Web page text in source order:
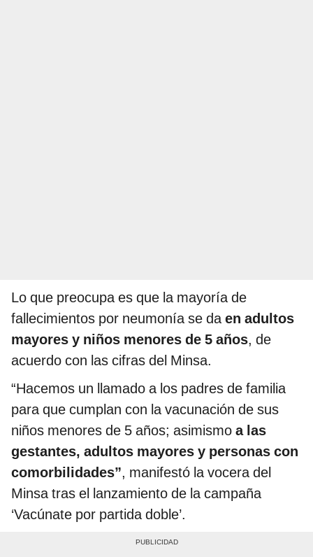
Lo que preocupa es que la mayoría de
fallecimientos por neumonía se daen adultos
mayores y niños menores de 5 años, de
acuerdo con las cifras del Minsa.
“Hacemos un llamado a los padres de familia
para que cumplan con la vacunación de sus
niños menores de 5 años; asimismo a las
gestantes, adultos mayores y personas con
comorbilidades”, manifestó la vocera del
Minsa tras el lanzamiento de la campaña
‘Vacúnate por partida doble’.